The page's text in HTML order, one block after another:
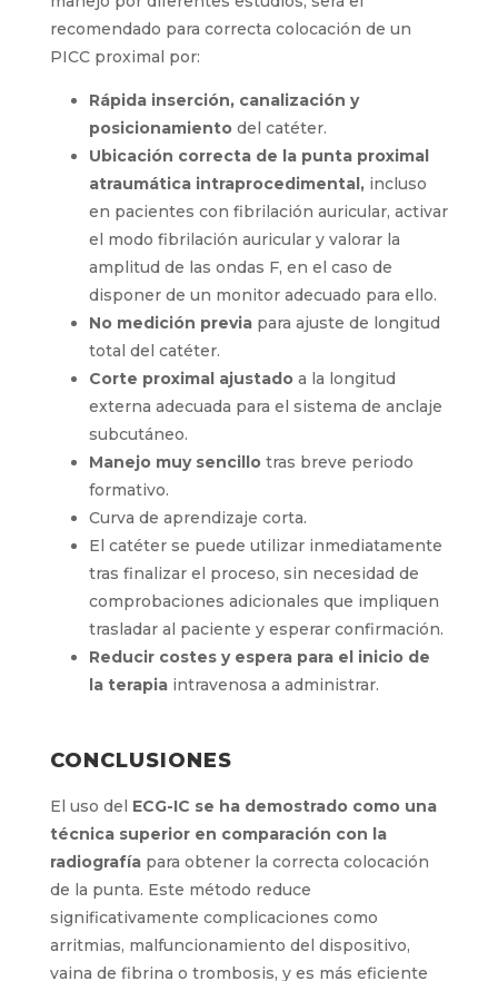
ECG-IC Y CORTE PROXIMAL PARA
UBICAR LA PUNTA DEL CATÉTER
El uso de un sistema de ECG-IC como método
recomendado por las diferentes guías de
evidencia científica para la correcta ubicación
de punta proximal de un catéter central, y
considerado como un método fiable y de
sencillo manejo por diferentes estudios, será el
recomendado para correcta colocación de un
PICC proximal por:
Rápida inserción, canalización y
posicionamiento del catéter.
Ubicación correcta de la punta proximal
atraumática intraprocedimental,incluso
en pacientes con fibrilación auricular,
activar el modo fibrilación auricular y
valorar la amplitud de las ondas F, en el
caso de disponer de un monitor adecuado
para ello.
No medición previa para ajuste de
longitud total del catéter.
Corte proximal ajustadoa la longitud
anclaje subcutáneo.
formativo.
Curva de aprendizaje corta.
El catéter se puede utilizar
inmediatamente tras finalizar el proceso,
sin necesidad de comprobaciones
adicionales que impliquen trasladar al
paciente y esperar confirmación.